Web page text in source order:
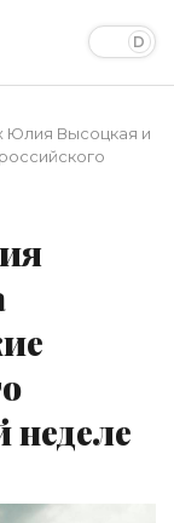
Юлия Высоцкая и
неделе